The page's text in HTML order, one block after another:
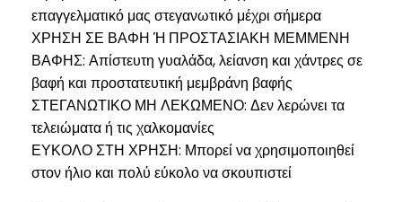
επαγγελματικό μας στεγανωτικό μέχρι σήμερα
ΧΡΗΣΗ ΣΕ ΒΑΦΗ Ή ΠΡΟΣΤΑΣΙΑΚΗ ΜΕΜΜΕΝΗ
ΒΑΦΗΣ: Απίστευτη γυαλάδα, λείανση και χάντρες σε
βαφή και προστατευτική μεμβράνη βαφής
ΣΤΕΓΑΝΩΤΙΚΟ ΜΗ ΛΕΚΩΜΕΝΟ: Δεν λερώνει τα
τελειώματα ή τις χαλκομανίες
ΕΥΚΟΛΟ ΣΤΗ ΧΡΗΣΗ: Μπορεί να χρησιμοποιηθεί
στον ήλιο και πολύ εύκολο να σκουπιστεί